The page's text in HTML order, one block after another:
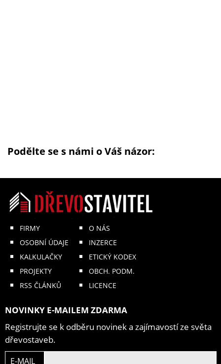
Podělte se s námi o Váš názor:
FIRMY
OSOBNÍ ÚDAJE
KALKULAČKY
PROJEKTY
RSS ČLÁNKŮ
O NÁS
INZERCE
ETICKÝ KODEX
OBCH. PODM.
LICENCE
NOVINKY E-MAILEM ZDARMA
Registrujte se k odběru novinek a zajímavostí ze světa
dřevostaveb.
E-MAIL